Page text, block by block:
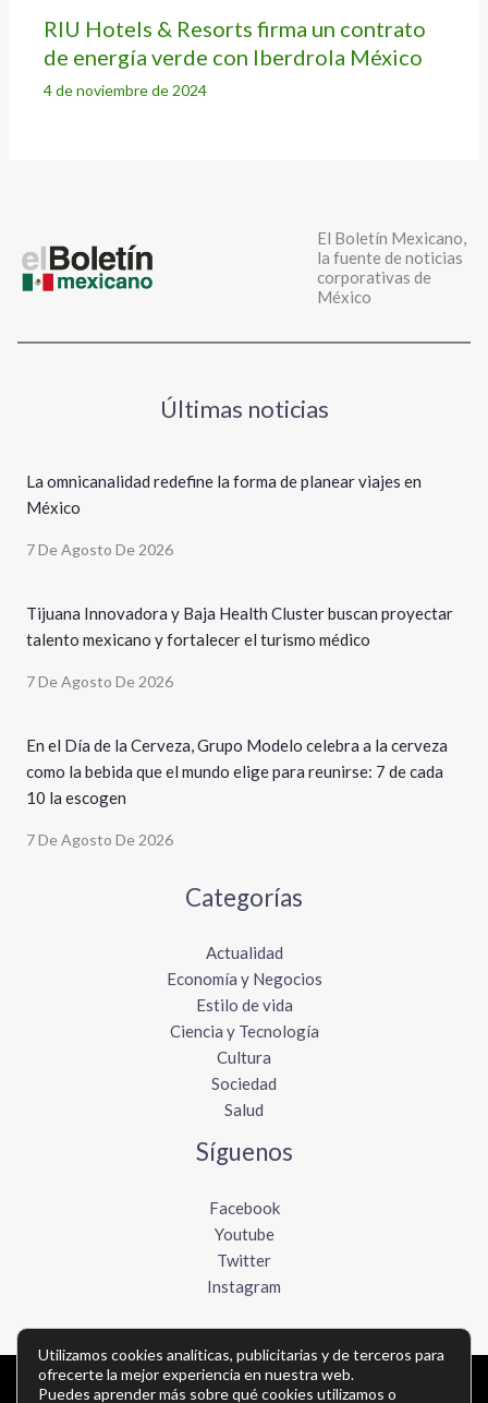
RIU Hotels & Resorts firma un contrato
de energía verde con Iberdrola México
4 de noviembre de 2024
El Boletín Mexicano,
la fuente de noticias
corporativas de
México
Últimas noticias
La omnicanalidad redefine la forma de planear viajes en
México
7 De Agosto De 2026
Tijuana Innovadora y Baja Health Cluster buscan proyectar
talento mexicano y fortalecer el turismo médico
7 De Agosto De 2026
En el Día de la Cerveza, Grupo Modelo celebra a la cerveza
como la bebida que el mundo elige para reunirse: 7 de cada
10 la escogen
7 De Agosto De 2026
Categorías
Actualidad
Economía y Negocios
Estilo de vida
Ciencia y Tecnología
Cultura
Sociedad
Salud
Síguenos
Facebook
Youtube
Twitter
Instagram
Copyright © Todos los derechos reservados -
Utilizamos cookies analíticas, publicitarias y de terceros para
ofrecerte la mejor experiencia en nuestra web.
Puedes aprender más sobre qué cookies utilizamos o